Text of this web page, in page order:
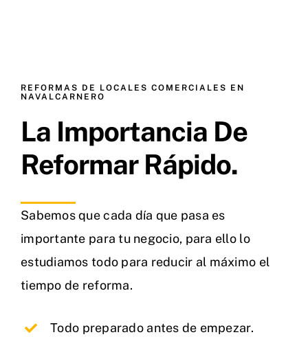
REFORMAS DE LOCALES COMERCIALES EN
NAVALCARNERO
La Importancia De
Reformar Rápido.
Sabemos que cada día que pasa es
importante para tu negocio, para ello lo
estudiamos todo para reducir al máximo el
tiempo de reforma.
Todo preparado antes de empezar.